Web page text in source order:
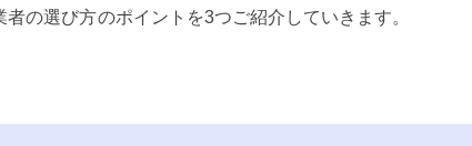
の選び方のポイントを3つご紹介していきます。